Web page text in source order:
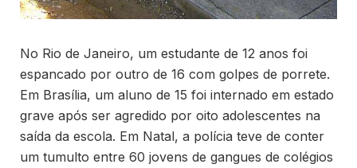
No Rio de Janeiro, um estudante de 12 anos foi
espancado por outro de 16 com golpes de porrete.
Em Brasília, um aluno de 15 foi internado em estado
grave após ser agredido por oito adolescentes na
saída da escola. Em Natal, a polícia teve de conter
um tumulto entre 60 jovens de gangues de colégios